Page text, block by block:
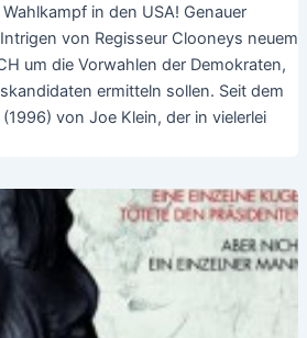
in den USA! Genauer
von Regisseur Clooneys neuem
um die Vorwahlen der Demokraten,
ermitteln sollen. Seit dem
von Joe Klein, der in vielerlei